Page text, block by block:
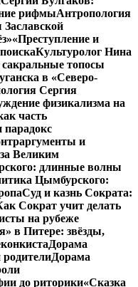
рифмыАнтропология
«Преступление и
Культуролог Нина
топосы
в «Северо-
Сергия
физикализма на
часть
парадокс
и
Великим
длинные волны
Цымбурского:
Суд и казнь Сократа:
Сократ учит делать
на рубеже
в Питере: звёзды,
Дорама
Дорама
до риторики«Сказка